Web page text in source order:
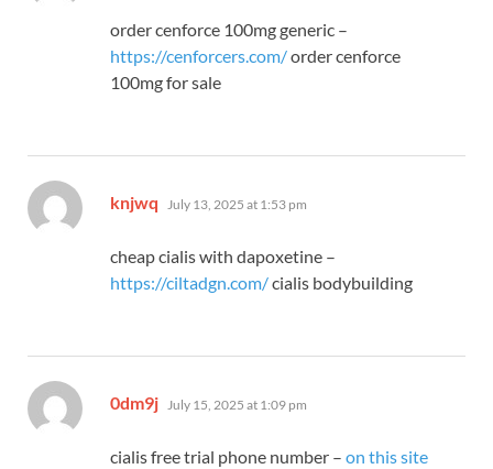
order cenforce 100mg generic –
https://cenforcers.com/order cenforce
100mg for sale
knjwq says:
July 13, 2025 at 1:53 pm
cheap cialis with dapoxetine –
https://ciltadgn.com/cialis bodybuilding
0dm9j says:
July 15, 2025 at 1:09 pm
cialis free trial phone number – on this site